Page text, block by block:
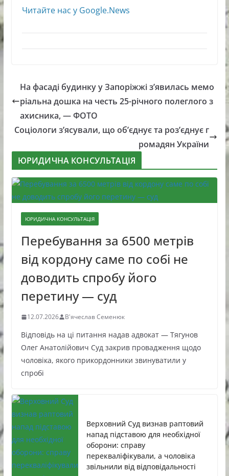
Читайте нас у Google.News
На фасаді будинку у Запоріжжі з’явилась мемо
ріальна дошка на честь 25-річного полеглого з
ахисника, — ФОТО
Соціологи з’ясували, що об’єднує та роз’єднує г
ромадян України
ЮРИДИЧНА КОНСУЛЬТАЦІЯ
ЮРИДИЧНА КОНСУЛЬТАЦІЯ
Перебування за 6500 метрів
від кордону саме по собі не
доводить спробу його
перетину — суд
12.07.2026 В'ячеслав Семенюк
Відповідь на ці питання надав адвокат — Тягунов
Олег Анатолійович Суд закрив провадження щодо
чоловіка, якого прикордонники звинуватили у
спробі
Верховний Суд визнав раптовий
напад підставою для необхідної
оборони: справу
перекваліфікували, а чоловіка
звільнили від відповідальності